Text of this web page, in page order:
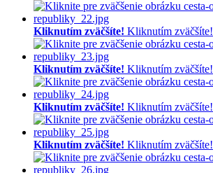
Kliknutím zväčšíte! Kliknutím zväčšíte!
Kliknutím zväčšíte! Kliknutím zväčšíte!
Kliknutím zväčšíte! Kliknutím zväčšíte!
Kliknutím zväčšíte! Kliknutím zväčšíte!